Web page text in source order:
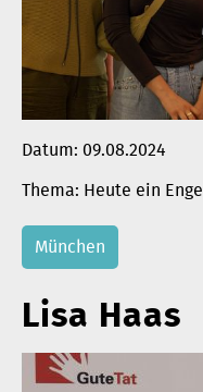
Datum: 09.08.2024
Heute ein Engel
München
Lisa Haas